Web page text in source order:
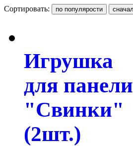
Сортировать:
Игрушка
для панели
"Свинки"
(2шт.)